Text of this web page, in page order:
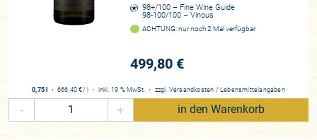
98+/100 – Fine Wine Guide
98-100/100 – Vinous
ACHTUNG: nur noch 2 Mal verfügbar
499,80 €
0,75 l ・ 666,40 € / l ・ inkl. 19 % MwSt. ・ zzgl. Versandkosten / Lebensmittelangaben
- + in den Warenkorb